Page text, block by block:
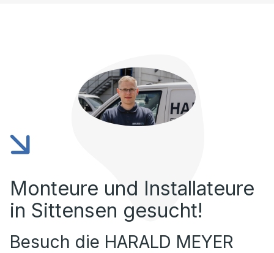
Monteure und Installateure
in Sittensen gesucht!
Besuch die HARALD MEYER